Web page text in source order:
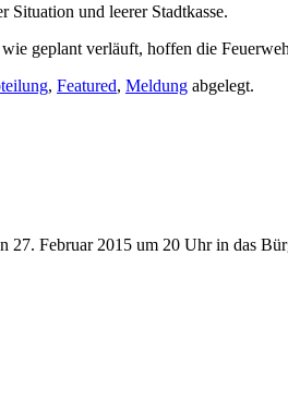
Situation und leerer Stadtkasse.
geplant verläuft, hoffen die
, Featured, Meldung abgelegt.
Februar 2015 um 20 Uhr in das